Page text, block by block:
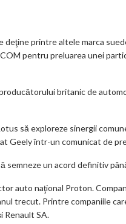
o
k
ar
ks
printre altele marca
pentru preluarea unei
britanic de
să exploreze sinergii
Geely într-un comunicat de
semneze un acord definitiv
auto naţional Proton.
trecut. Printre companiile
Renault SA.